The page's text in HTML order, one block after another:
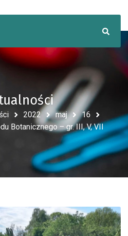
2022 maj
16
Botanicznego – gr. III, V, VII